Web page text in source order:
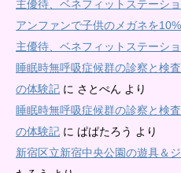
主優待、ベネフィットステーショ
アンファンで子供のメガネを
主優待、ベネフィットステーショ
睡眠時無呼吸症候群の診察と検
の体験記 に さとぺん より
睡眠時無呼吸症候群の診察と検
の体験記 に ぱぱたろう より
新宿区立新宿中央公園の遊具＆